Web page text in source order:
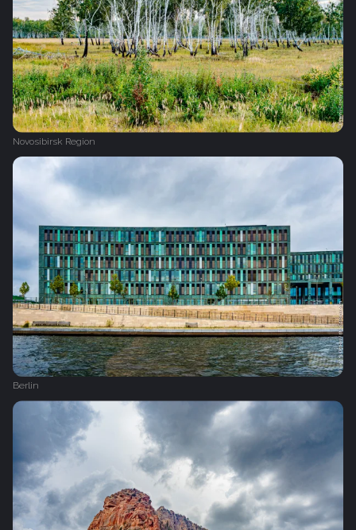
Novosibirsk Region
Berlin